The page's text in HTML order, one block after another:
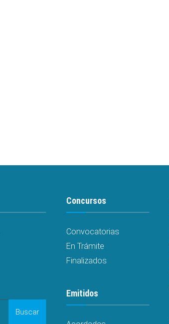
Buscar
Concursos
Convocatorias
En Trámite
Finalizados
Emitidos